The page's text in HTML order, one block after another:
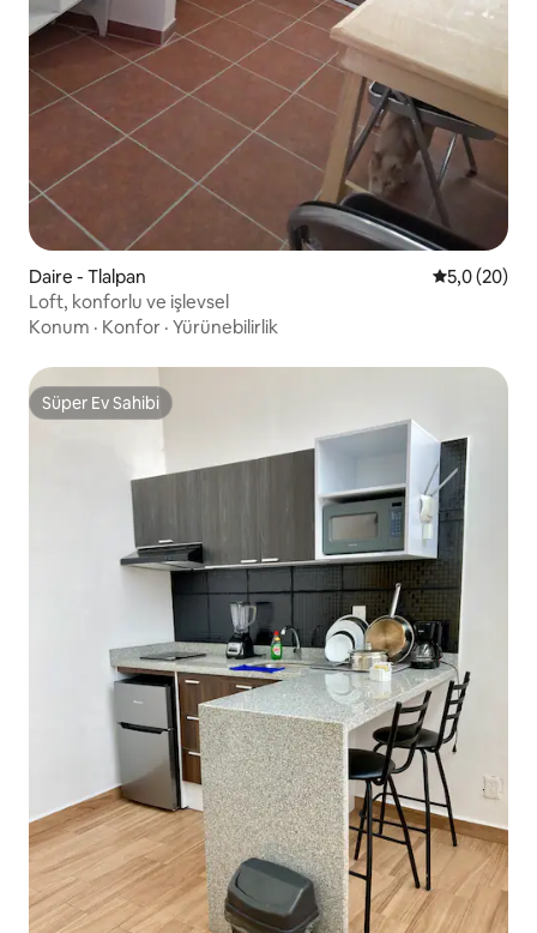
Daire - Tlalpan 5 üzerinden
5,0 (20)
Loft, konforlu ve işlevsel
Konum · Konfor · Yürünebilirlik
Süper Ev Sahibi
Süper Ev Sahibi